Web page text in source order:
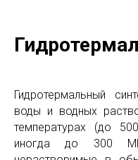
Гидротермальный
воды и водных
температурах (до
иногда до 300